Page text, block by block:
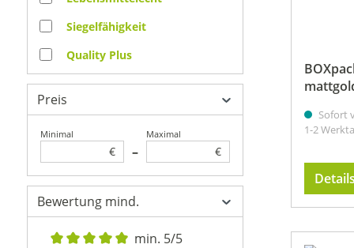
Siegelfähigkeit
Quality Plus
Preis
Minimal
€ –
Maximal
€
Bewertung mind.
min. 5/5
Sofort
1-2
Details